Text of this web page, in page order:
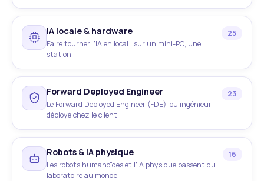
IA locale & hardware
Faire tourner l'IA en local , sur un mini-PC, une
station
25
Forward Deployed Engineer
Le Forward Deployed Engineer (FDE), ou ingénieur
déployé chez le client,
23
Robots & IA physique
Les robots humanoïdes et l'IA physique passent du
laboratoire au monde
16